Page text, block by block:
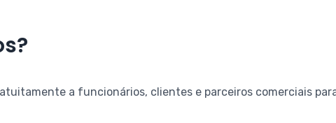
a funcionários, clientes e parceiros comerciais